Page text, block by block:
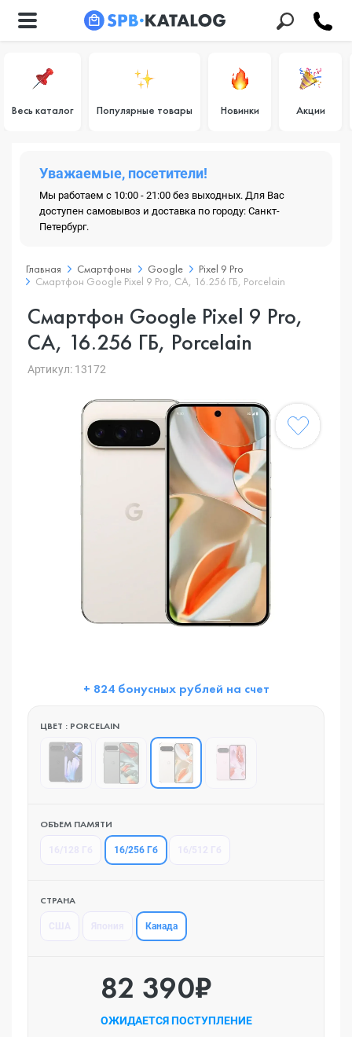
Весь каталог Популярные товары Новинки Акции
Уважаемые, посетители!
Мы работаем с 10:00 - 21:00 без выходных. Для Вас
доступен самовывоз и доставка по городу: Санкт-
Петербург.
Главная Смартфоны Google
Pixel 9 Pro
Смартфон Google Pixel 9 Pro, CA, 16.256 ГБ, Porcelain
Смартфон Google Pixel 9 Pro,
CA, 16.256 ГБ, Porcelain
Артикул: 13172
+ 824 бонусных рублей на счет
ЦВЕТ : PORCELAIN
ОБЪЕМ ПАМЯТИ
16/256 Гб
СТРАНА
Канада
82 390₽
ОЖИДАЕТСЯ ПОСТУПЛЕНИЕ